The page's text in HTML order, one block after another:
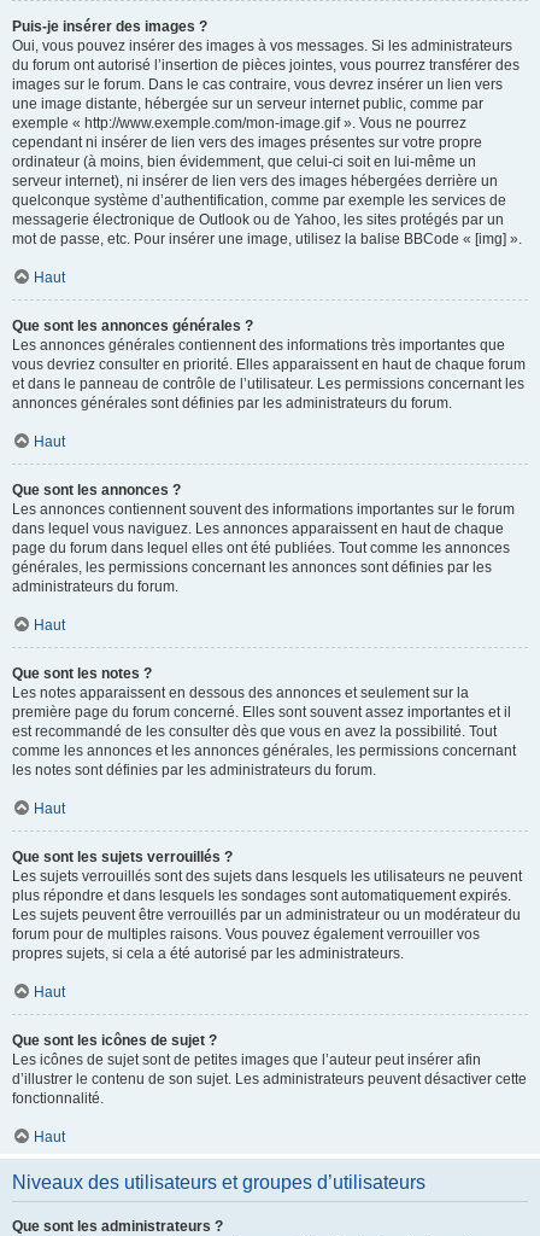
Puis-je insérer des images ?
Oui, vous pouvez insérer des images à vos messages. Si les administrateurs
du forum ont autorisé l’insertion de pièces jointes, vous pourrez transférer des
images sur le forum. Dans le cas contraire, vous devrez insérer un lien vers
une image distante, hébergée sur un serveur internet public, comme par
exemple « http://www.exemple.com/mon-image.gif ». Vous ne pourrez
cependant ni insérer de lien vers des images présentes sur votre propre
ordinateur (à moins, bien évidemment, que celui-ci soit en lui-même un
serveur internet), ni insérer de lien vers des images hébergées derrière un
quelconque système d’authentification, comme par exemple les services de
messagerie électronique de Outlook ou de Yahoo, les sites protégés par un
mot de passe, etc. Pour insérer une image, utilisez la balise BBCode « [img] ».
Haut
Que sont les annonces générales ?
Les annonces générales contiennent des informations très importantes que
vous devriez consulter en priorité. Elles apparaissent en haut de chaque forum
et dans le panneau de contrôle de l’utilisateur. Les permissions concernant les
annonces générales sont définies par les administrateurs du forum.
Haut
Que sont les annonces ?
Les annonces contiennent souvent des informations importantes sur le forum
dans lequel vous naviguez. Les annonces apparaissent en haut de chaque
page du forum dans lequel elles ont été publiées. Tout comme les annonces
générales, les permissions concernant les annonces sont définies par les
administrateurs du forum.
Haut
Que sont les notes ?
Les notes apparaissent en dessous des annonces et seulement sur la
première page du forum concerné. Elles sont souvent assez importantes et il
est recommandé de les consulter dès que vous en avez la possibilité. Tout
comme les annonces et les annonces générales, les permissions concernant
les notes sont définies par les administrateurs du forum.
Haut
Que sont les sujets verrouillés ?
Les sujets verrouillés sont des sujets dans lesquels les utilisateurs ne peuvent
plus répondre et dans lesquels les sondages sont automatiquement expirés.
Les sujets peuvent être verrouillés par un administrateur ou un modérateur du
forum pour de multiples raisons. Vous pouvez également verrouiller vos
propres sujets, si cela a été autorisé par les administrateurs.
Haut
Que sont les icônes de sujet ?
Les icônes de sujet sont de petites images que l’auteur peut insérer afin
d’illustrer le contenu de son sujet. Les administrateurs peuvent désactiver cette
fonctionnalité.
Haut
Niveaux des utilisateurs et groupes d’utilisateurs
Que sont les administrateurs ?